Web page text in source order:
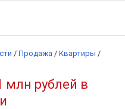
/ Продажа / Квартиры /
млн рублей в